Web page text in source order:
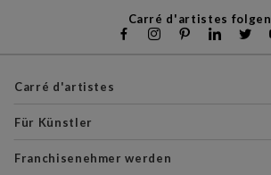
Carré d'artistes folgen
Carré d'artistes
Für Künstler
Franchisenehmer werden